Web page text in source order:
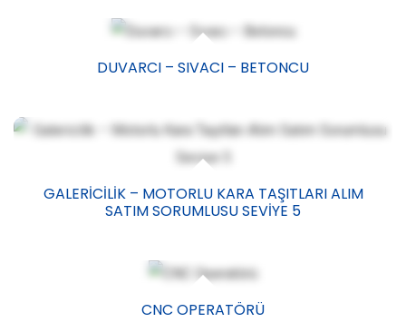
DUVARCI – SIVACI – BETONCU
GALERICILIK – MOTORLU KARA TAŞITLARI ALIM
SATIM SORUMLUSU SEVIYE 5
CNC OPERATÖRÜ